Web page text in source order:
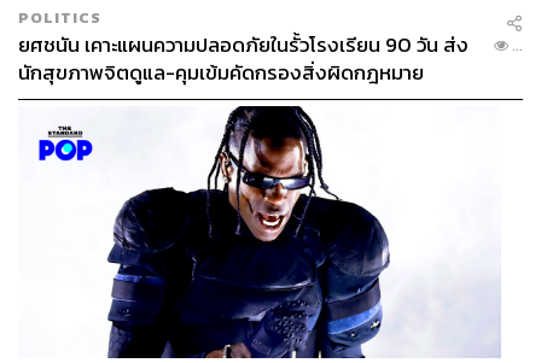
POLITICS
ยศชนัน เคาะแผนความปลอดภัยในรั้วโรงเรียน 90 วัน ส่ง
นักสุขภาพจิตดูแล-คุมเข้มคัดกรองสิ่งผิดกฎหมาย
...